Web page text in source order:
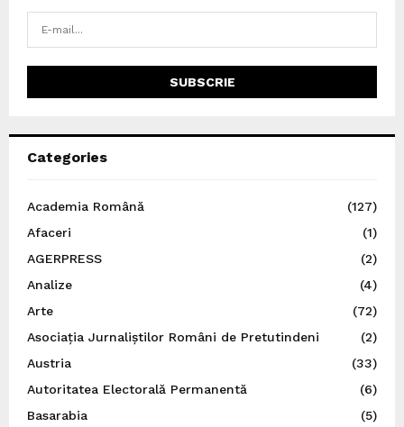
Categories
Academia Română
(127)
Afaceri
(1)
AGERPRESS
(2)
Analize
(4)
Arte
(72)
Asociația Jurnaliștilor Români de Pretutindeni
(2)
Austria
(33)
Autoritatea Electorală Permanentă
(6)
Basarabia
(5)